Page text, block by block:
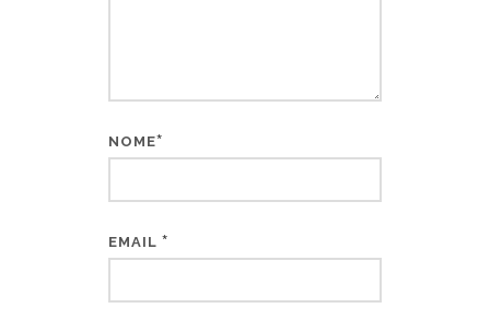
NOME*
EMAIL *